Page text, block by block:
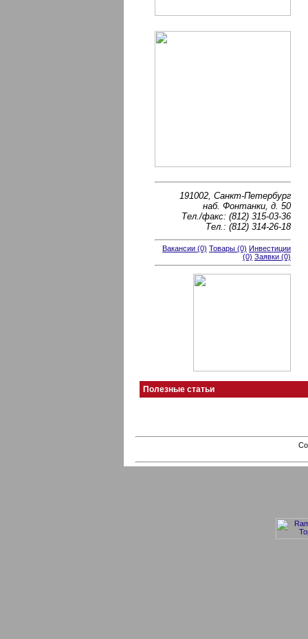
191002, Санкт-Петербург
наб. Фонтанки, д. 50
Тел./факс: (812) 315-03-36
Тел.: (812) 314-26-18
Вакансии (0) Товары (0) Инвестиции
(0) Заявки (0)
Полезные статьи